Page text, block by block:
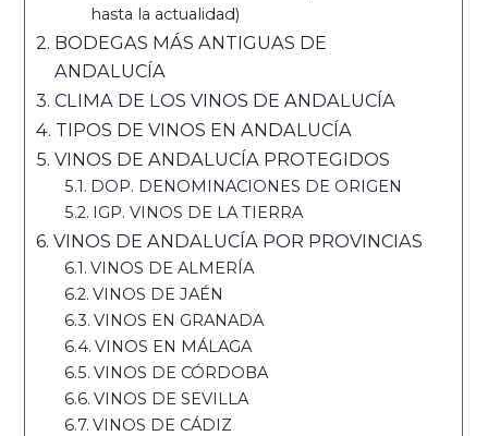
hasta la actualidad)
BODEGAS MÁS ANTIGUAS DE
ANDALUCÍA
CLIMA DE LOS VINOS DE ANDALUCÍA
TIPOS DE VINOS EN ANDALUCÍA
VINOS DE ANDALUCÍA PROTEGIDOS
DOP. DENOMINACIONES DE ORIGEN
IGP. VINOS DE LA TIERRA
VINOS DE ANDALUCÍA POR PROVINCIAS
VINOS DE ALMERÍA
VINOS DE JAÉN
VINOS EN GRANADA
VINOS EN MÁLAGA
VINOS DE CÓRDOBA
VINOS DE SEVILLA
VINOS DE CÁDIZ